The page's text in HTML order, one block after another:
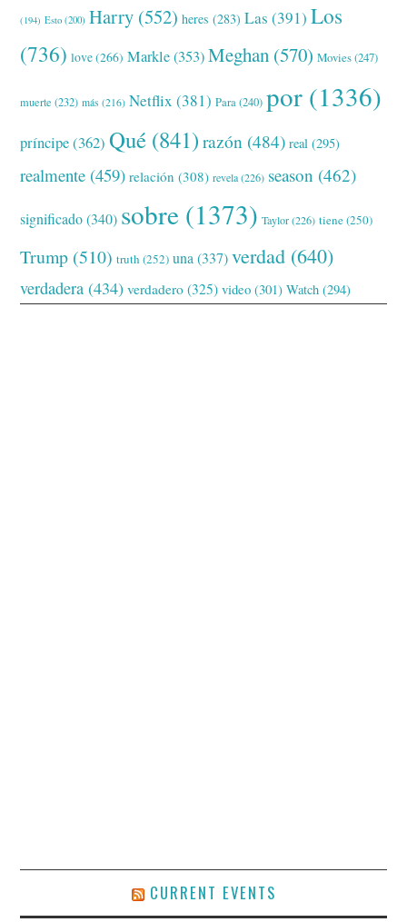
(194) Esto (200) Harry (552) heres (283) Las (391) Los
(736) love(266) Markle(353) Meghan (570) Movies(247)
muerte (232) más (216) Netflix (381) Para(240) por (1336)
príncipe(362) Qué (841) razón (484) real (295)
realmente (459) relación (308) revela(226) season (462)
significado(340) sobre (1373) Taylor(226) tiene(250)
Trump (510) truth (252) una(337) verdad (640)
verdadera (434) verdadero (325) video (301) Watch (294)
CURRENT EVENTS